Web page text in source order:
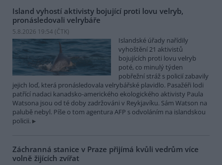
Island vyhostí aktivisty bojující proti lovu velryb,
pronásledovali velrybáře
5.8.2026 19:54 (ČTK)
Islandské úřady nařídily
vyhoštění 21 aktivistů
bojujících proti lovu velryb
poté, co minulý týden
pobřežní stráž s policií zabavily
jejich loď, která pronásledovala velrybářské plavidlo. Pasažéři lodi
patřící nadaci kanadsko-amerického ekologického aktivisty Paula
Watsona jsou od té doby zadržováni v Reykjavíku. Sám Watson na
palubě nebyl. Píše o tom agentura AFP s odvoláním na islandskou
policii.
Záchranná stanice v Praze přijímá kvůli vedrům více
volně žijících zvířat